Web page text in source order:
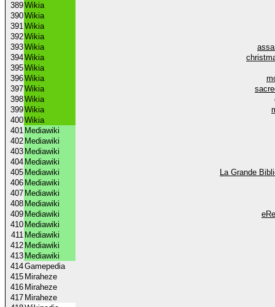
389Wikia
390Wikia
391Wikia
392Wikia
393Wikia
394Wikia
395Wikia
396Wikia
397Wikia
398Wikia
399Wikia
400Wikia
401 Mediawiki
402 Mediawiki
403 Mediawiki
404 Mediawiki
405 Mediawiki
La Grande
406 Mediawiki
407 Mediawiki
408 Mediawiki
409 Mediawiki
410 Mediawiki
411 Mediawiki
412 Mediawiki
413 Mediawiki
414Gamepedia
415 Miraheze
416 Miraheze
417 Miraheze